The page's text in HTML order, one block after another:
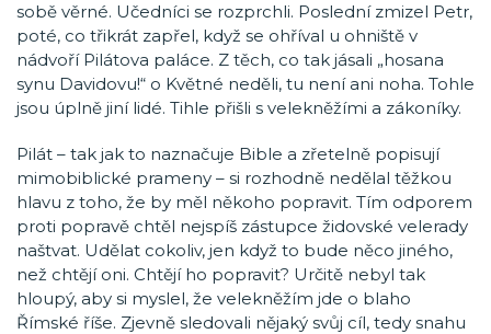
sobě věrné. Učedníci se rozprchli. Poslední zmizel Petr,
poté, co třikrát zapřel, když se ohříval u ohniště v
nádvoří Pilátova paláce. Z těch, co tak jásali „hosana
synu Davidovu!“ o Květné neděli, tu není ani noha. Tohle
jsou úplně jiní lidé. Tihle přišli s velekněžími a zákoníky.
Pilát – tak jak to naznačuje Bible a zřetelně popisují
mimobiblické prameny – si rozhodně nedělal těžkou
hlavu z toho, že by měl někoho popravit. Tím odporem
proti popravě chtěl nejspíš zástupce židovské velerady
naštvat. Udělat cokoliv, jen když to bude něco jiného,
než chtějí oni. Chtějí ho popravit? Určitě nebyl tak
hloupý, aby si myslel, že velekněžím jde o blaho
Římské říše. Zjevně sledovali nějaký svůj cíl, tedy snahu